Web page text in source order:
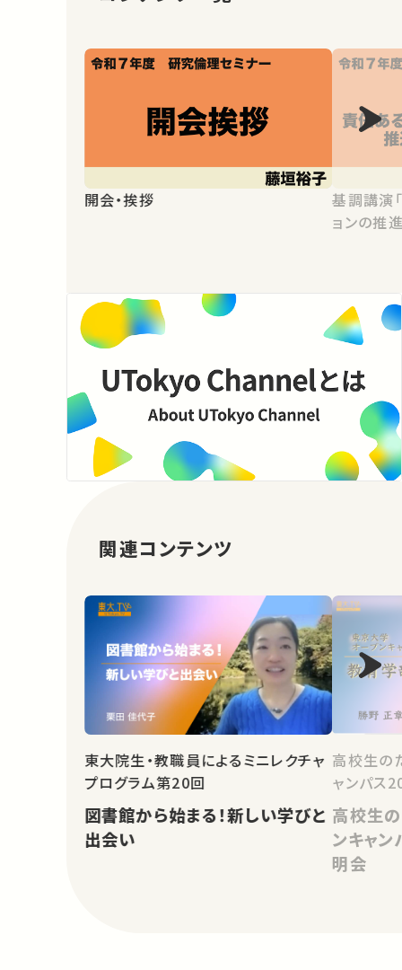
開会・挨拶
基調講演
ョンの推
関連コンテンツ
東大院生・教職員によるミニレクチャ
プログラム第20回
図書館から始まる！新しい学びと
出会い
高校生の
ャンパ
高校生
ンキャ
明会